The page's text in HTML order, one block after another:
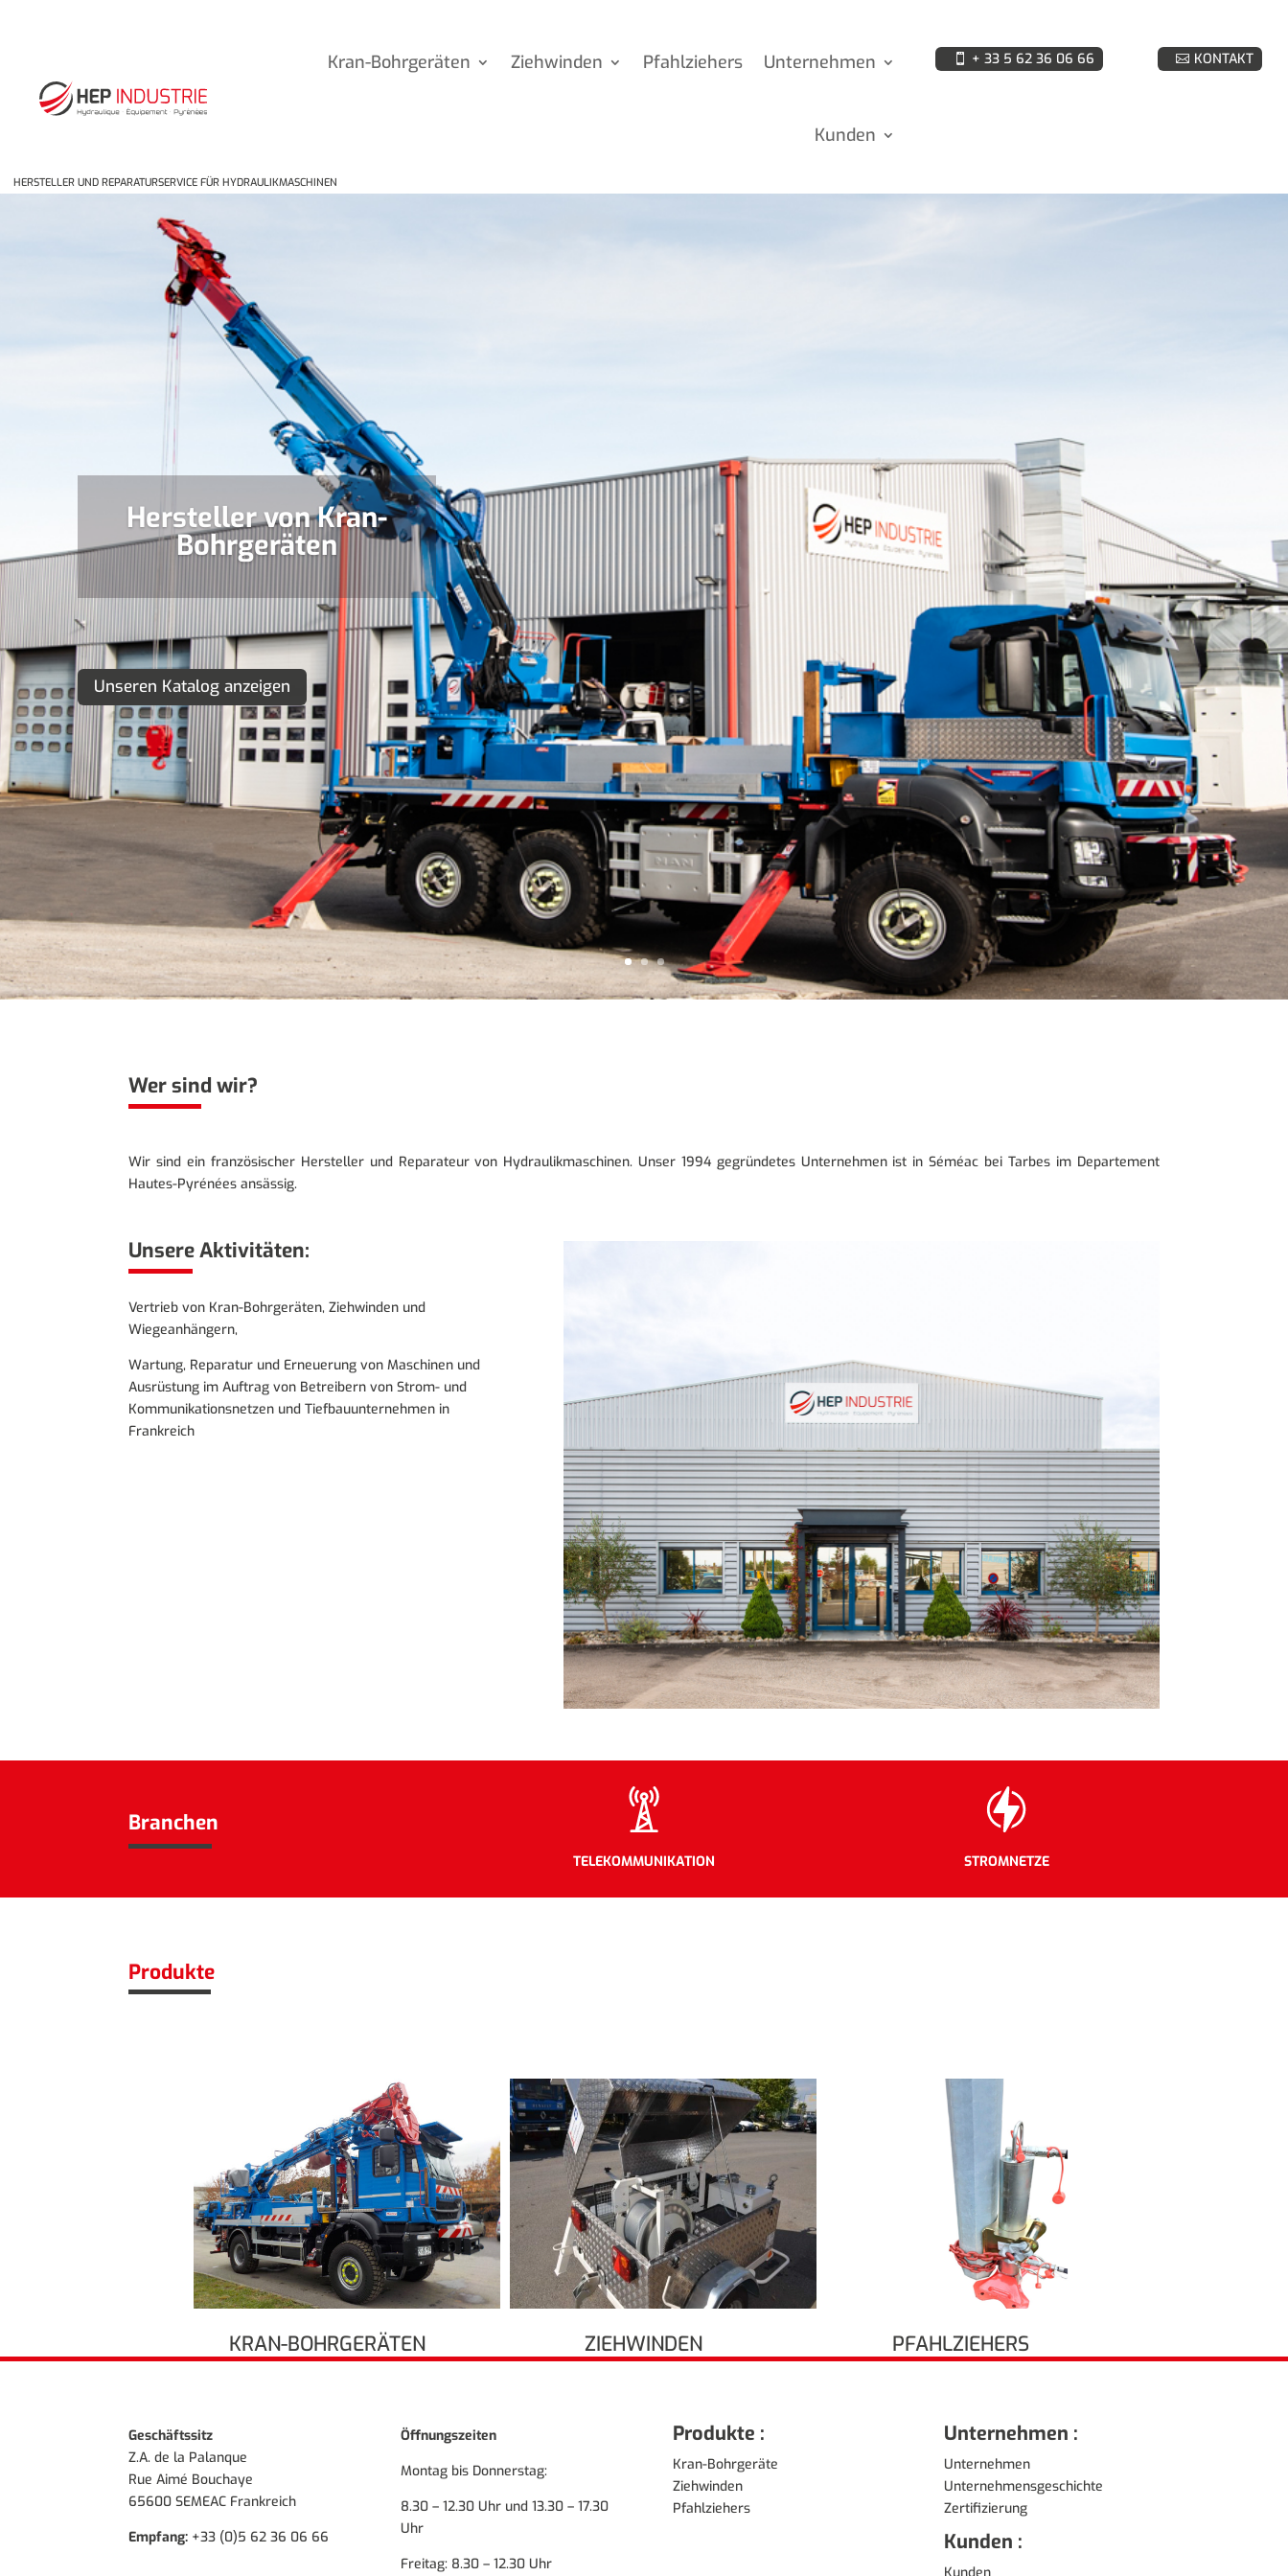
Kran-Bohrgeräten Ziehwinden Pfahlziehers Unternehmen
Kunden
+ 33 5 62 36 06 66 KONTAKT
HERSTELLER UND REPARATURSERVICE FÜR HYDRAULIKMASCHINEN
Hersteller von Kran-
Bohrgeräten
Unseren Katalog anzeigen
Wer sind wir?
Wir sind ein französischer Hersteller und Reparateur von Hydraulikmaschinen. Unser 1994 gegründetes Unternehmen ist in Séméac bei Tarbes im Departement
Hautes-Pyrénées ansässig.
Unsere Aktivitäten:
Vertrieb von Kran-Bohrgeräten, Ziehwinden und
Wiegeanhängern,
Wartung, Reparatur und Erneuerung von Maschinen und
Ausrüstung im Auftrag von Betreibern von Strom- und
Kommunikationsnetzen und Tiefbauunternehmen in
Frankreich
Branchen
TELEKOMMUNIKATION STROMNETZE
Produkte
KRAN-BOHRGERÄTEN ZIEHWINDEN PFAHLZIEHERS
Geschäftssitz
Z.A. de la Palanque
Rue Aimé Bouchaye
65600 SEMEAC Frankreich
Empfang: +33 (0)5 62 36 06 66
Öffnungszeiten
Montag bis Donnerstag:
8.30 – 12.30 Uhr und 13.30 – 17.30
Uhr
Freitag: 8.30 – 12.30 Uhr
Produkte :
Kran-Bohrgeräte
Ziehwinden
Pfahlziehers
Unternehmen :
Unternehmen
Unternehmensgeschichte
Zertifizierung
Kunden :